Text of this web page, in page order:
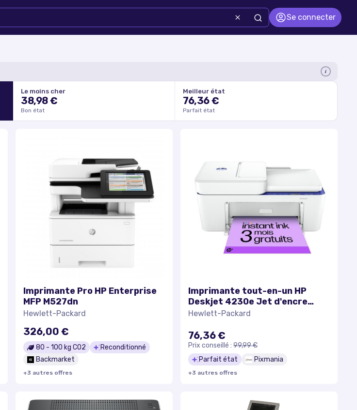
Se connecter
i
Le moins cher
38,98 €
Bon état
Meilleur état
76,36 €
Parfait état
Imprimante Pro HP Enterprise
MFP M527dn
Hewlett-Packard
326,00 €
80 - 100 kg CO2
Reconditionné
Backmarket
+3 autres offres
Imprimante tout-en-un HP
Deskjet 4230e Jet d'encre
couleur Copie Scan - 3 mois
Excellent état
Hewlett-Packard
76,36 €
Prix conseillé : 99,99 €
Parfait état
Pixmania
+3 autres offres